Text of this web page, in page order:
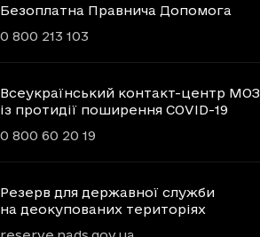
Безоплатна Правнича Допомога
0 800 213 103
Всеукраїнський контакт-центр МОЗ
із протидії поширення COVID-19
0 800 60 20 19
Резерв для державної служби
на деокупованих територіях